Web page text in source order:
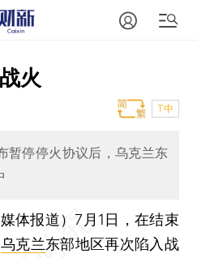
火
T中
暂停停火协议后，乌克兰东
体报道） 7月1日，在结束
乌克兰东部地区再次陷入战